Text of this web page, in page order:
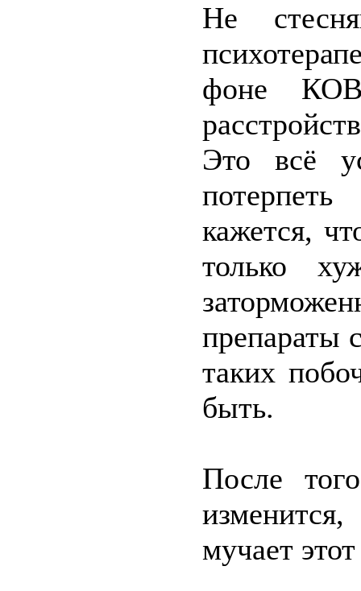
Не
фоне
Это всё
кажется,
только
препараты
таких
быть.
После
изменится,
мучает